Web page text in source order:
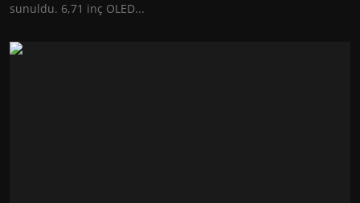
sunuldu. 6,71 inç OLED...